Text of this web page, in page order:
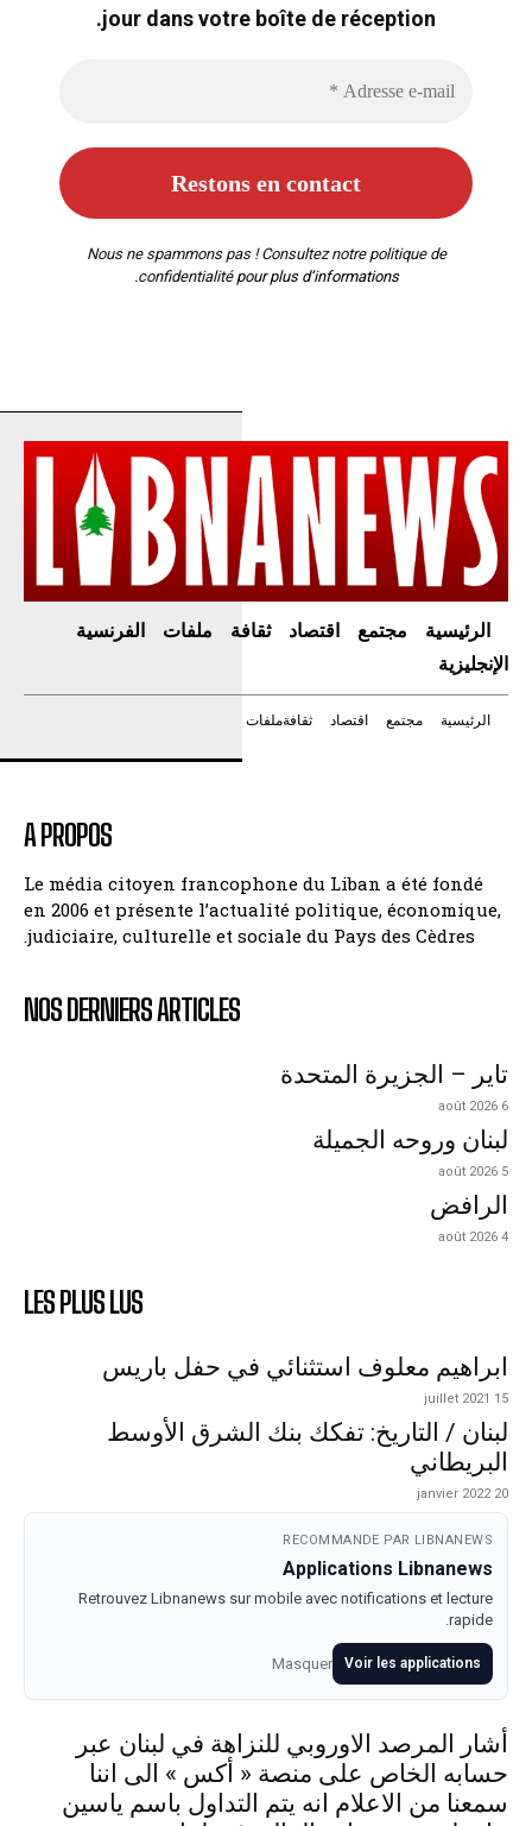
jour dans votre boîte de réception.
Nous ne spammons pas ! Consultez notre politique de
confidentialitépour plus d’informations.
الرئيسية مجتمع اقتصاد ثقافة ملفات
الفرنسية
الإنجليزية
الرئيسية مجتمع اقتصاد ثقافةملفات
A PROPOS
Le média citoyen francophone du Liban a été fondé
en 2006 et présente l’actualité politique, économique,
judiciaire, culturelle et sociale du Pays des Cèdres.
NOS DERNIERS ARTICLES
تاير – الجزيرة المتحدة
6 août 2026
لبنان وروحه الجميلة
5 août 2026
الرافض
4 août 2026
LES PLUS LUS
ابراهيم معلوف استثنائي في حفل باريس
15 juillet 2021
لبنان / التاريخ: تفكك بنك الشرق الأوسط
البريطاني
20 janvier 2022
RECOMMANDE PAR LIBNANEWS
Applications Libnanews
Retrouvez Libnanews sur mobile avec notifications et lecture
rapide.
Voir les applications
Masquer
أشار المرصد الاوروبي للنزاهة في لبنان عبر
حسابه الخاص على منصة « أكس » الى اننا
سمعنا من الاعلام انه يتم التداول باسم ياسين